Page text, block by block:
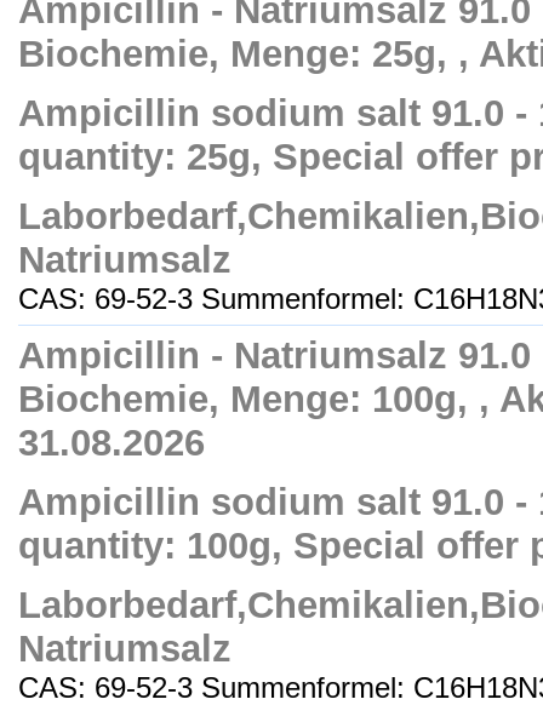
Ampicillin - Natriumsalz 91.0
Biochemie, Menge: 25g, ,
Ampicillin sodium salt 91.0 -
quantity: 25g, Special offer
Natriumsalz
CAS: 69-52-3 Summenformel:
Ampicillin - Natriumsalz 91.0
Biochemie, Menge: 100g, ,
31.08.2026
Ampicillin sodium salt 91.0 -
quantity: 100g, Special offer
Natriumsalz
CAS: 69-52-3 Summenformel: